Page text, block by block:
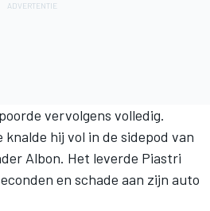
vervolgens volledig.
hij vol in de sidepod van
Albon. Het leverde Piastri
en schade aan zijn auto